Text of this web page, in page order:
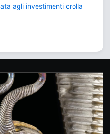
agli investimenti crolla